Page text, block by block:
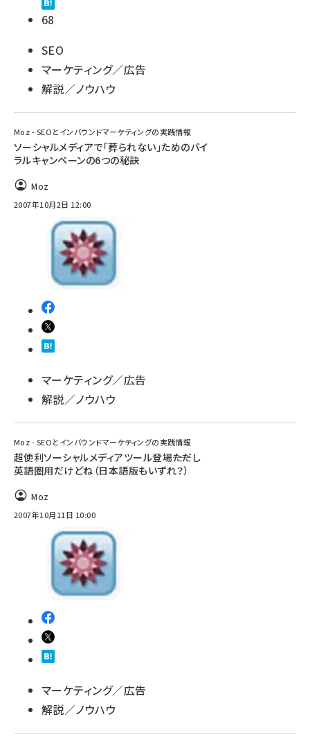
68
SEO
マーケティング／広告
解説／ノウハウ
Moz - SEOとインバウンドマーケティングの実践情報
ソーシャルメディアで「葬られない」ためのバイ
ラルキャンペーンの6つの秘訣
Moz
2007年10月2日 12:00
マーケティング／広告
解説／ノウハウ
Moz - SEOとインバウンドマーケティングの実践情報
超便利ソーシャルメディアツール登場――ただし
英語圏用だけどね（日本語版もいずれ？）
Moz
2007年10月11日 10:00
マーケティング／広告
解説／ノウハウ